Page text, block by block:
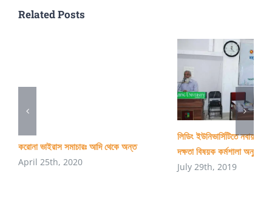
Related Posts
করোনা ভাইরাস সমাচারঃ আদি থেকে অন্ত
April 25th, 2020
লিডিং ইউনিভার্সিটিতে
দক্ষতা বিষয়ক কর্মশালা অনুষ্ঠিত
July 29th, 2019